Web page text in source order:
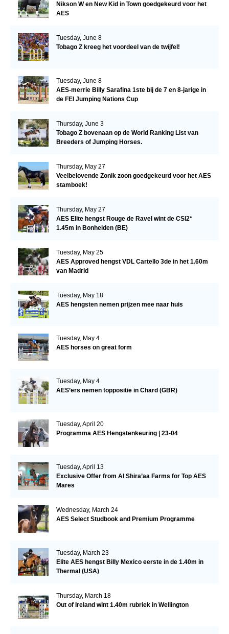
Nikson W en New Kid in Town goedgekeurd voor het
AES
Tuesday, June 8
Tobago Z kreeg het voordeel van de twijfel!
Tuesday, June 8
AES-merrie Billy Sarafina 1ste bij de 7 en 8-jarige in
de FEI Jumping Nations Cup
Thursday, June 3
Tobago Z bovenaan op de World Ranking List van
Breeders of Jumping Horses.
Thursday, May 27
Veelbelovende Zonik zoon goedgekeurd voor het AES
stamboek!
Thursday, May 27
AES Elite hengst Rouge de Ravel wint de CSI2*
1.45m in Bonheiden (BE)
Tuesday, May 25
AES Approved hengst VDL Cartello 3de in het 1.60m
van Madrid
Tuesday, May 18
AES hengsten nemen prijzen mee naar huis
Tuesday, May 4
AES horses on great form
Tuesday, May 4
AES’ers nemen toppositie in Chard (GBR)
Tuesday, April 20
Programma AES Hengstenkeuring | 23-04
Tuesday, April 13
Exclusive Offer from Al Shira’aa Farms for Top AES
Mares
Wednesday, March 24
AES Select Studbook and Premium Programme
Tuesday, March 23
Elite AES hengst Billy Mexico eerste in de 1.40m in
Thermal (USA)
Thursday, March 18
Out of Ireland wint 1.40m rubriek in Wellington